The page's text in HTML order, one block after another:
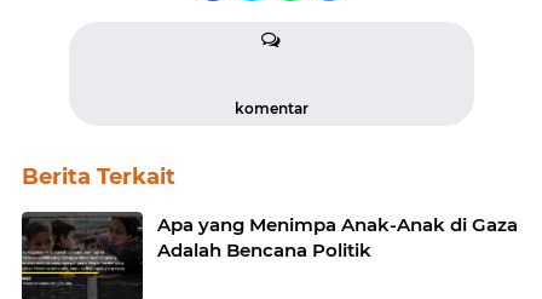
komentar
Berita Terkait
Apa yang Menimpa Anak-Anak di Gaza
Adalah Bencana Politik